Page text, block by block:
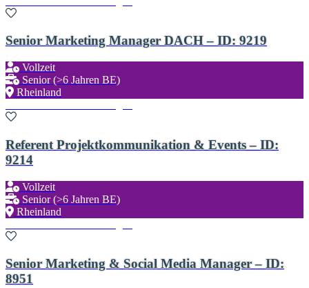
Senior Marketing Manager DACH – ID: 9219
Vollzeit
Senior (>6 Jahren BE)
Rheinland
Referent Projektkommunikation & Events – ID:
9214
Vollzeit
Senior (>6 Jahren BE)
Rheinland
Senior Marketing & Social Media Manager – ID:
8951